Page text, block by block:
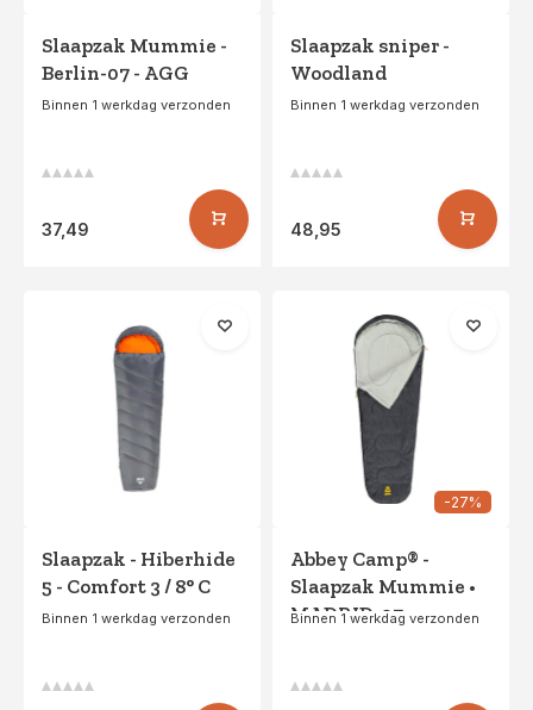
Slaapzak Mummie -
Berlin-07 - AGG
Binnen 1 werkdag verzonden
37,49
Slaapzak sniper -
Woodland
Binnen 1 werkdag verzonden
48,95
Slaapzak - Hiberhide
5 - Comfort 3 / 8° C
Binnen 1 werkdag verzonden
-27%
Abbey Camp® -
Slaapzak Mummie •
MADRID-07 •
Binnen 1 werkdag verzonden